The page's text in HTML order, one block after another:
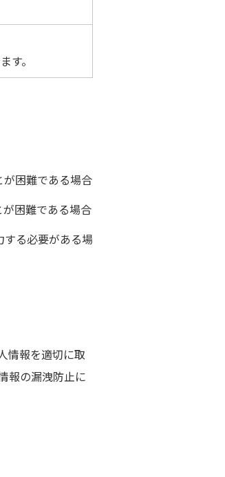
す。
困難である場合
困難である場合
る必要がある場
情報を適切に取
報の漏洩防止に